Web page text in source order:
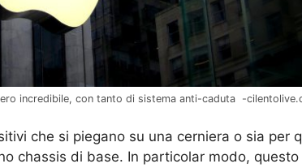
incredibile, con tanto di sistema anti-caduta -
che si piegano su una cerniera o sia per
chassis di base. In particolar modo,